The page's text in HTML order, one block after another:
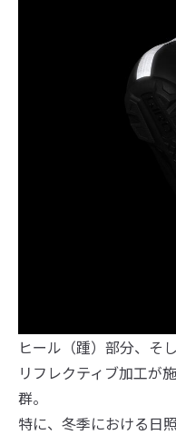
ヒール（踵）部分、そ
リフレクティブ加工が
群。
特に、冬季における日